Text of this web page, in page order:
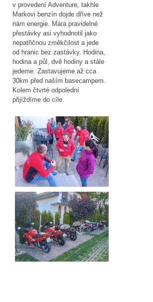
v provedení Adventure, takhle
Markovi benzín dojde dříve než
nám energie. Mára pravidelné
přestávky asi vyhodnotil jako
nepatřičnou změkčilost a jede
od hranic bez zastávky. Hodina,
hodina a půl, dvě hodiny a stále
jedeme. Zastavujeme až cca
30km před naším basecampem.
Kolem čtvrté odpolední
přijíždíme do cíle.